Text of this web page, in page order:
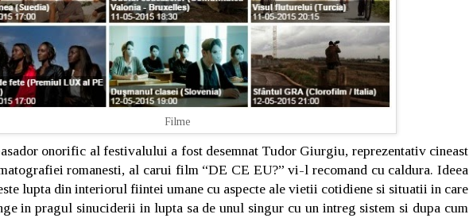
Filme
onorific al festivalului a fost desemnat Tudor Giurgiu, reprezentativ cineast
romanesti, al carui film “DE CE EU?” vi-l recomand cu caldura. Ideea
lupta din interiorul fiintei umane cu aspecte ale vietii cotidiene si situatii in care
in pragul sinuciderii in lupta sa de unul singur cu un intreg sistem si dupa cum